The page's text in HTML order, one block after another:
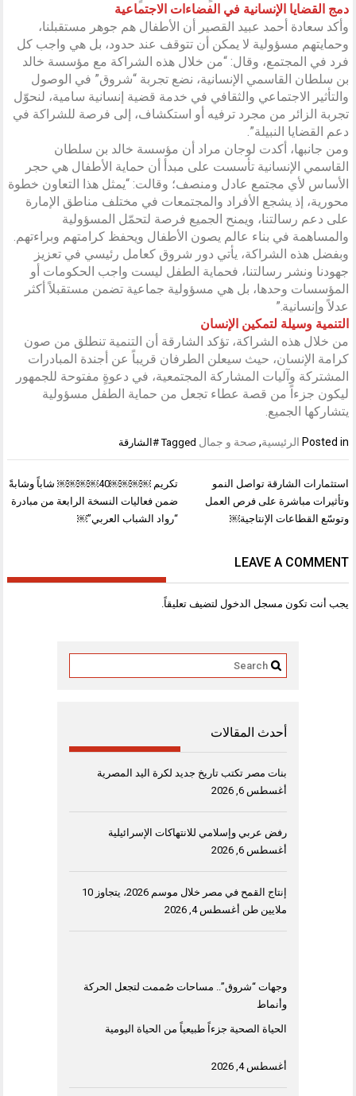
دمج القضايا الإنسانية في الفضاءات الاجتماعية
وأكد سعادة أحمد عبيد القصير أن الأطفال هم جوهر مستقبلنا،
وحمايتهم مسؤولية لا يمكن أن تتوقف عند حدود، بل هي واجب كل
فرد في المجتمع، وقال: “من خلال هذه الشراكة مع مؤسسة خالد
بن سلطان القاسمي الإنسانية، نضع تجربة “شروق” في الوصول
والتأثير الاجتماعي والثقافي في خدمة قضية إنسانية سامية، لنحوّل
تجربة الزائر من مجرد ترفيه أو استكشاف، إلى فرصة للشراكة في
دعم القضايا النبيلة”.
ومن جانبها، أكدت لوجان مراد أن مؤسسة خالد بن سلطان
القاسمي الإنسانية تأسست على مبدأ أن حماية الأطفال هي حجر
الأساس لأي مجتمع عادل ومنصف؛ وقالت: “يمثل هذا التعاون خطوة
محورية، إذ يشجع الأفراد والمجتمعات في مختلف مناطق الإمارة
على دعم رسالتنا، ويمنح الجميع فرصة لتحمّل المسؤولية
والمساهمة في بناء عالم يصون الأطفال ويحفظ كرامتهم وبراءتهم.
وبفضل هذه الشراكة، يأتي دور شروق كعامل رئيسي في تعزيز
جهودنا ونشر رسالتنا، فحماية الطفل ليست واجب الحكومات أو
المؤسسات وحدها، بل هي مسؤولية جماعية تضمن مستقبلاً أكثر
عدلاً وإنسانية.”
التنمية وسيلة لتمكين الإنسان
من خلال هذه الشراكة، تؤكد الشارقة أن التنمية تنطلق من صون
كرامة الإنسان، حيث سيعلن الطرفان قريباً عن أجندة المبادرات
المشتركة وآليات المشاركة المجتمعية، في دعوةٍ مفتوحة للجمهور
ليكون جزءاً من قصة عطاء تجعل من حماية الطفل مسؤولية
يتشاركها الجميع.
Posted in الرئيسية, صحة و جمال Tagged #الشارقة
تصفّح
المقالات
تكريم ￼￼￼￼40￼￼￼￼ شاباً وشابةً
ضمن فعاليات النسخة الرابعة من مبادرة
“رواد الشباب العربي”￼
استثمارات الشارقة تواصل النمو
وتأثيرات مباشرة على فرص العمل
وتوسّع القطاعات الإنتاجية￼
LEAVE A COMMENT
يجب أنت تكون مسجل الدخول لتضيف تعليقاً.
أحدث المقالات
بنات مصر تكتب تاريخ جديد لكرة اليد المصرية
أغسطس 6, 2026
رفض عربي وإسلامي للانتهاكات الإسرائيلية
أغسطس 6, 2026
إنتاج القمح في مصر خلال موسم 2026، يتجاوز 10
ملايين طن أغسطس 4, 2026
وجهات “شروق”.. مساحات صُممت لتجعل الحركة
وأنماط
الحياة الصحية جزءاً طبيعياً من الحياة اليومية
أغسطس 4, 2026